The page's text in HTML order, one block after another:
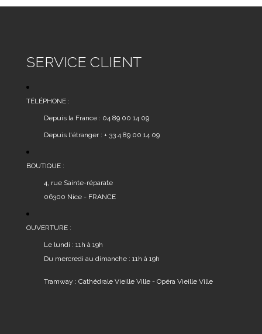
SERVICE CLIENT
TÉLÉPHONE :
Depuis la France : 04 89 00 14 09
Depuis l'étranger : + 33 4 89 00 14 09
BOUTIQUE :
4, rue Sainte-réparate
06300 Nice - FRANCE
OUVERTURE :
Le lundi : 11h à 19h
Du mercredi au dimanche : 11h à 19h
Tramway : Cathédrale Vieille Ville - Opéra Vieille Ville